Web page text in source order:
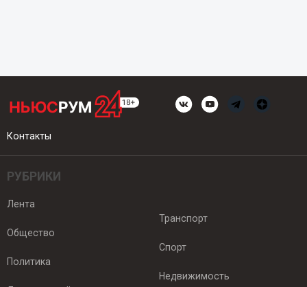
Контакты
РУБРИКИ
Лента
Общество
Политика
Транспорт
Спорт
Недвижимость